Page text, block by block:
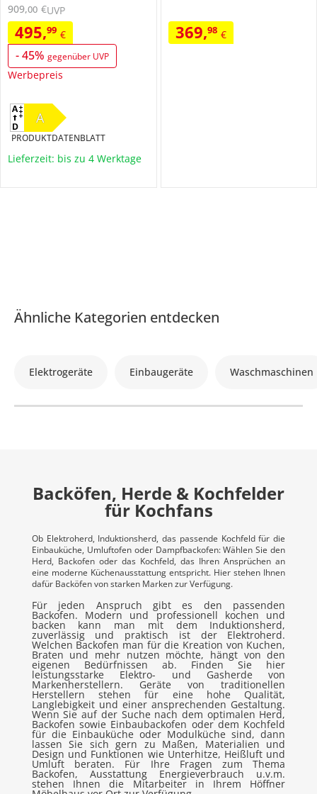
495,99 €
-45% gegenüber UVP
Werbepreis
909,00 €UVP
A
PRODUKTDATENBLATT
Lieferzeit: bis zu 4 Werktage
369,98 €
Ähnliche Kategorien entdecken
Elektrogeräte Einbaugeräte Waschmaschinen
Backöfen, Herde & Kochfelder
für Kochfans
Ob Elektroherd, Induktionsherd, das passende Kochfeld für die
Einbauküche, Umluftofen oder Dampfbackofen: Wählen Sie den
Herd, Backofen oder das Kochfeld, das Ihren Ansprüchen an
eine moderne Küchenausstattung entspricht. Hier stehen Ihnen
dafür Backöfen von starken Marken zur Verfügung.
Für jeden Anspruch gibt es den passenden
Backofen. Modern und professionell kochen und
backen kann man mit dem Induktionsherd,
zuverlässig und praktisch ist der Elektroherd.
Welchen Backofen man für die Kreation von Kuchen,
Braten und mehr nutzen möchte, hängt von den
eigenen Bedürfnissen ab. Finden Sie hier
leistungsstarke Elektro- und Gasherde von
Markenherstellern. Geräte von traditionellen
Herstellern stehen für eine hohe Qualität,
Langlebigkeit und einer ansprechenden Gestaltung.
Wenn Sie auf der Suche nach dem optimalen Herd,
Backofen sowie Einbaubackofen oder dem Kochfeld
für die Einbauküche oder Modulküche sind, dann
lassen Sie sich gern zu Maßen, Materialien und
Design und Funktionen wie Unterhitze, Heißluft und
Umluft beraten. Für Ihre Fragen zum Thema
Backofen, Ausstattung Energieverbrauch u.v.m.
stehen Ihnen die Mitarbeiter in Ihrem Höffner